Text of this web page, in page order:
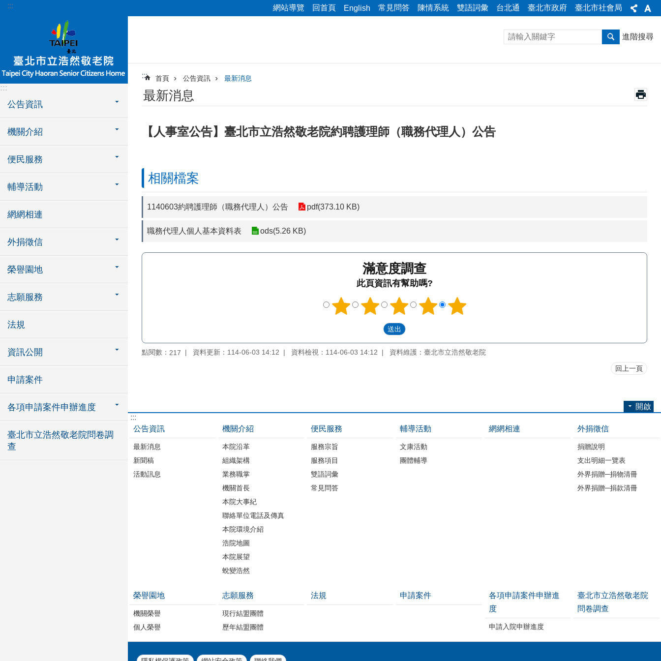
跳到主要內容區塊
::: 網站導覽 回首頁 English 常見問答 陳情系統 雙語詞彙 台北通 臺北市政府 臺北市社會局
:::
公告資訊
機關介紹
便民服務
輔導活動
網網相連
外捐徵信
榮譽園地
志願服務
法規
資訊公開
申請案件
各項申請案件申辦進度
臺北市立浩然敬老院問卷調
查
進階搜尋
::: 首頁 公告資訊 最新消息
最新消息
【人事室公告】臺北市立浩然敬老院約聘護理師（職務代理人）公告
相關檔案
1140603約聘護理師（職務代理人）公告 pdf(373.10 KB)
職務代理人個人基本資料表 ods(5.26 KB)
滿意度調查
此頁資訊有幫助嗎?
點閱數： 217 資料更新：114-06-03 14:12 資料檢視：114-06-03 14:12 資料維護：臺北市立浩然敬老院
回上一頁
開啟
:::
公告資訊
最新消息
新聞稿
活動訊息
機關介紹
本院沿革
組織架構
業務職掌
機關首長
本院大事紀
聯絡單位電話及傳真
本院環境介紹
浩院地圖
本院展望
蛻變浩然
便民服務
服務宗旨
服務項目
雙語詞彙
常見問答
輔導活動
文康活動
團體輔導
網網相連 外捐徵信
捐贈說明
支出明細一覽表
外界捐贈─捐物清冊
外界捐贈─捐款清冊
榮譽園地
機關榮譽
個人榮譽
志願服務
現行結盟團體
歷年結盟團體
法規 申請案件
各項申請案件申辦進
度
申請入院申辦進度
臺北市立浩然敬老院
問卷調查